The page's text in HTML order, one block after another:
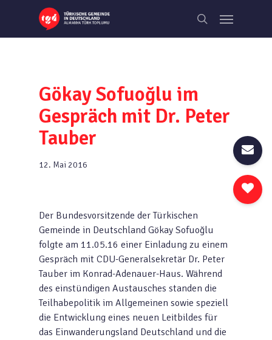
main
search
Menu
Gökay Sofuoğlu im
Gespräch mit Dr. Peter
Tauber
12. Mai 2016
Der Bundesvorsitzende der Türkischen
Gemeinde in Deutschland Gökay Sofuoğlu
folgte am 11.05.16 einer Einladung zu einem
Gespräch mit CDU-Generalsekretär Dr. Peter
Tauber im Konrad-Adenauer-Haus. Während
des einstündigen Austausches standen die
Teilhabepolitik im Allgemeinen sowie speziell
die Entwicklung eines neuen Leitbildes für
das Einwanderungsland Deutschland und die